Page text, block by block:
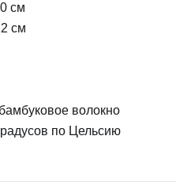
см
см
волокно
по Цельсию